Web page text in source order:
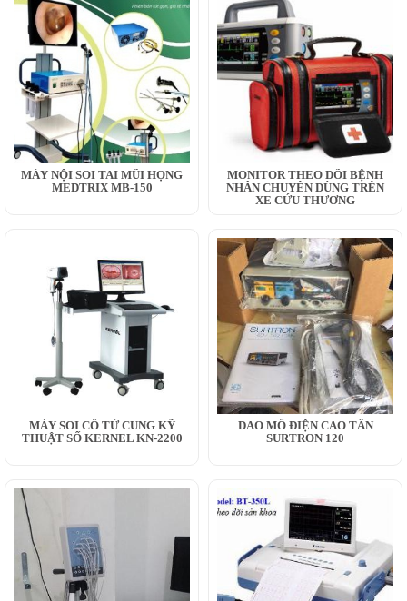
MÁY NỘI SOI TAI MŨI HỌNG
MEDTRIX MB-150
MONITOR THEO DÕI BỆNH
NHÂN CHUYÊN DÙNG TRÊN
XE CỨU THƯƠNG
MÁY SOI CỔ TỬ CUNG KỸ
THUẬT SỐ KERNEL KN-2200
DAO MỔ ĐIỆN CAO TẦN
SURTRON 120